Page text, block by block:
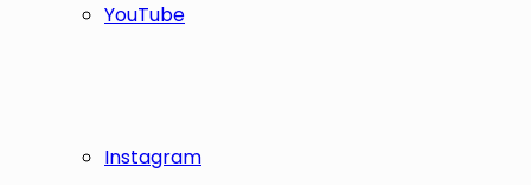
YouTube
Instagram